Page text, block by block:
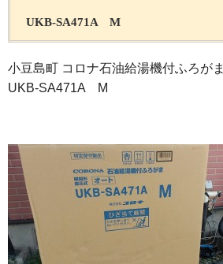
UKB-SA471A M
小豆島町 コロナ石油給湯機付ふろが
UKB-SA471A M